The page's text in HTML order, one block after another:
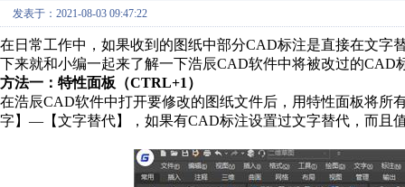
发表于：2021-08-03 09:47:22
在日常工作中，如果收到的图纸中部分CAD标注是直接在文字
下来就和小编一起来了解一下浩辰CAD软件中将被改过的CAD
方法一：特性面板（CTRL+1）
在浩辰CAD软件中打开要修改的图纸文件后，用特性面板将所
字】—【文字替代】，如果有CAD标注设置过文字替代，而且